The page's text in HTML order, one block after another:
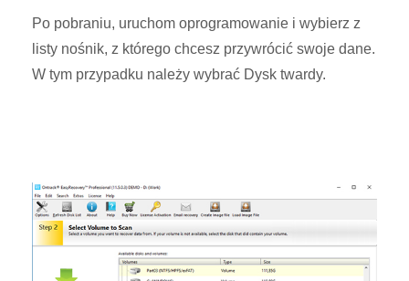
Po pobraniu, uruchom oprogramowanie i wybierz z
listy nośnik, z którego chcesz przywrócić swoje dane.
W tym przypadku należy wybrać Dysk twardy.